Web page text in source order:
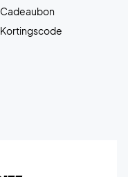
Cadeaubon
Kortingscode